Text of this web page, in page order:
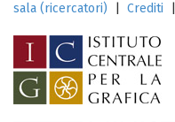
sala (ricercatori)
Crediti